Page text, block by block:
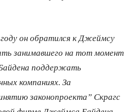
он обратился к Джеймсу
занимавшего на тот момент
поддержать
компаниях. За
законопроекта” Скрагс